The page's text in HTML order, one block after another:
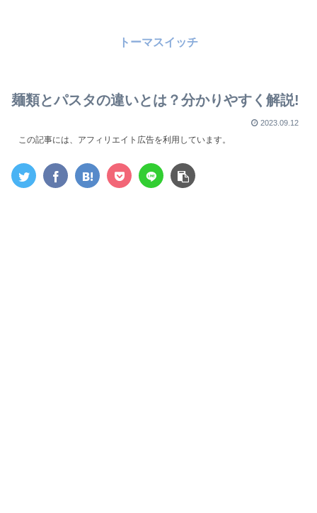
トーマスイッチ
麺類とパスタの違いとは？分かりやすく解説!
2023.09.12
この記事には、アフィリエイト広告を利用しています。